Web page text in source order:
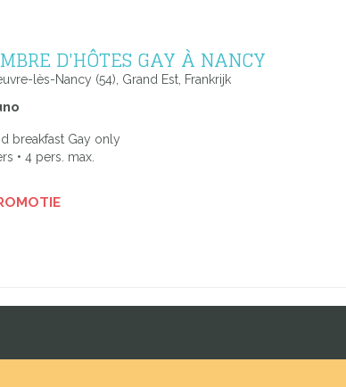
D'HÔTES GAY À NANCY
lès-Nancy (54), Grand Est, Frankrijk
breakfast Gay only
• 4 pers. max.